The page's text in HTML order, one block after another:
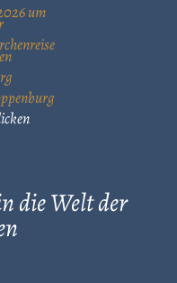
um
die Welt der